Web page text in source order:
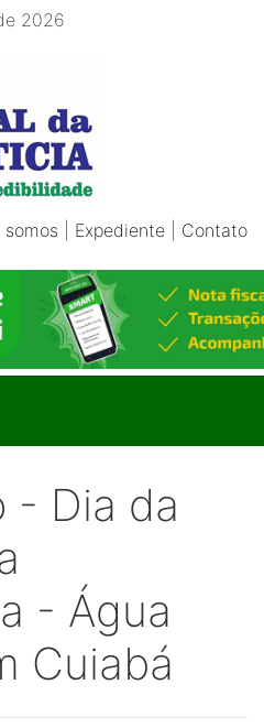
2026
somos Expediente Contato
- Dia da
- Água
Cuiabá